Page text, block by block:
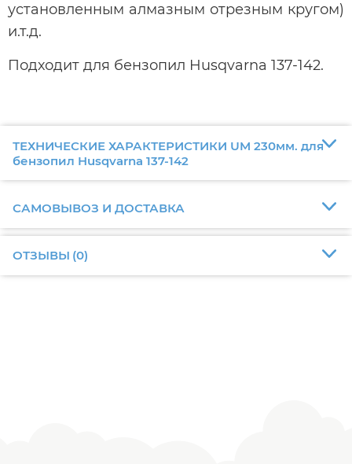
установленным алмазным отрезным кругом)
и.т.д.
Подходит для бензопил Husqvarna 137-142.
ТЕХНИЧЕСКИЕ ХАРАКТЕРИСТИКИ UM 230мм. для
бензопил Husqvarna 137-142
САМОВЫВОЗ И ДОСТАВКА
ОТЗЫВЫ (0)